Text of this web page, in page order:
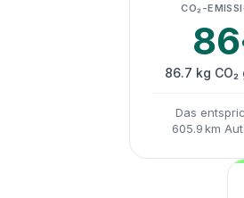
CO₂-
86
86.7 kg
Das
605.9 km